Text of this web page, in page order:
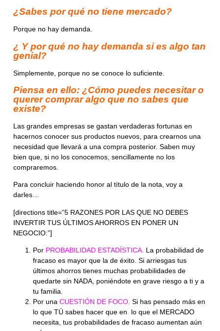
¿Sabes por qué no tiene mercado?
Porque no hay demanda.
¿ Y por qué no hay demanda si es algo tan
genial?
Simplemente, porque no se conoce lo suficiente.
Piensa en ello: ¿Cómo puedes necesitar o
querer comprar algo que no sabes que
existe?
Las grandes empresas se gastan verdaderas fortunas en
hacernos conocer sus productos nuevos, para crearnos una
necesidad que llevará a una compra posterior. Saben muy
bien que, si no los conocemos, sencillamente no los
compraremos.
Para concluir haciendo honor al título de la nota, voy a
darles…
[directions title=”5 RAZONES POR LAS QUE NO DEBES
INVERTIR TUS ÚLTIMOS AHORROS EN PONER UN
NEGOCIO:”]
Por PROBABILIDAD ESTADÍSTICA. La probabilidad de
fracaso es mayor que la de éxito. Si arriesgas tus
últimos ahorros tienes muchas probabilidades de
quedarte sin NADA, poniéndote en grave riesgo a ti y a
tu familia.
Por unaCUESTIÓN DE FOCO. Si has pensado más en
lo que TÚ sabes hacer que en lo que el MERCADO
necesita, tus probabilidades de fracaso aumentan aún